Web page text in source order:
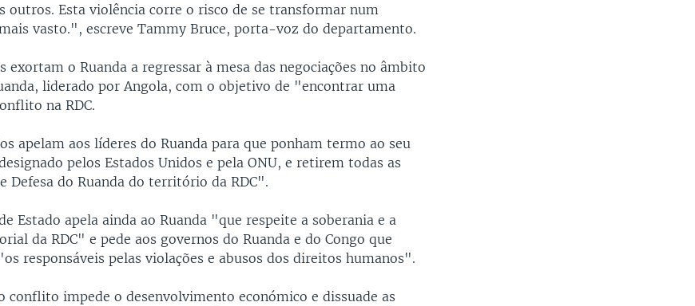
outros. Esta violência corre o risco de se transformar num
vasto.", escreve Tammy Bruce, porta-voz do departamento.
exortam o Ruanda a regressar à mesa das negociações no âmbito
liderado por Angola, com o objetivo de "encontrar uma
na RDC.
apelam aos líderes do Ruanda para que ponham termo ao seu
pelos Estados Unidos e pela ONU, e retirem todas as
Defesa do Ruanda do território da RDC".
Estado apela ainda ao Ruanda "que respeite a soberania e a
da RDC" e pede aos governos do Ruanda e do Congo que
responsáveis pelas violações e abusos dos direitos humanos".
conflito impede o desenvolvimento económico e dissuade as